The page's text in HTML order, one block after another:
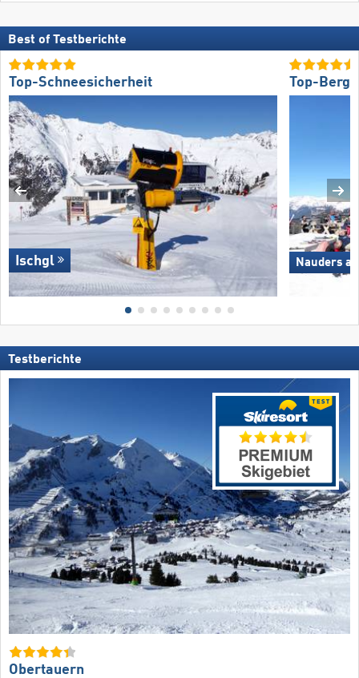
Best of Testberichte
Top-Schneesicherheit
Ischgl
Top-
Nauders
Testberichte
Obertauern